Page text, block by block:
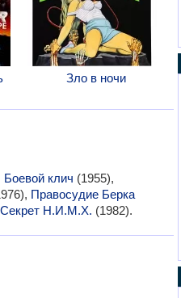
Зло в ночи
Боевой клич (1955),
Правосудие Берка
Секрет Н.И.М.Х. (1982).